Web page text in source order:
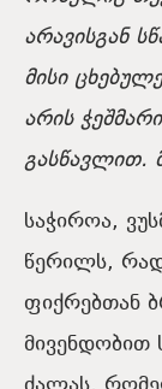
არავისგან
მისი
არის
გასწავლით.
საჭიროა,
წერილს,
ფიქრებთან
მივენდობით